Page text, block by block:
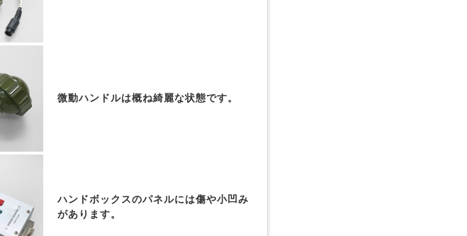
微動ハンドルは概ね綺麗な状態です。
ハンドボックスのパネルには傷や小凹み
があります。